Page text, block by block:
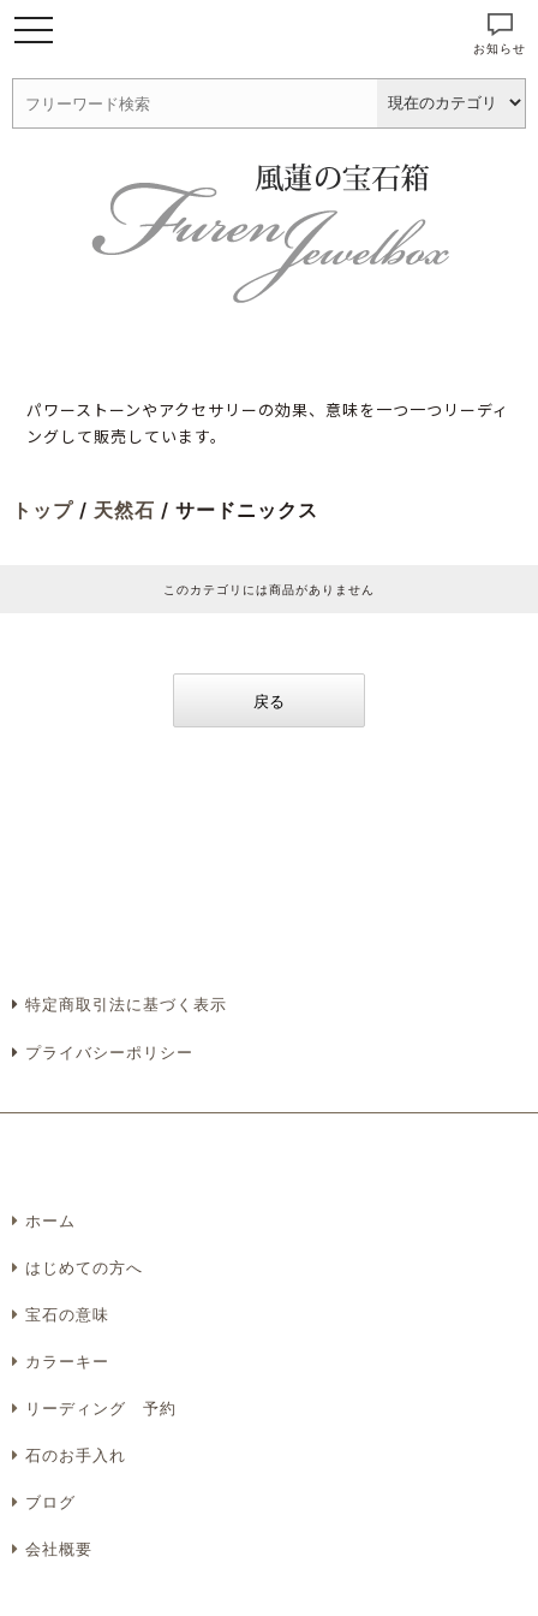
パワーストーンやアクセサリーの効果、意味を一つ一つリーディ
ングして販売しています。
お知らせ
トップ / 天然石 / サードニックス
このカテゴリには商品がありません
戻る
特定商取引法に基づく表示
プライバシーポリシー
ホーム
はじめての方へ
宝石の意味
カラーキー
リーディング 予約
石のお手入れ
ブログ
会社概要